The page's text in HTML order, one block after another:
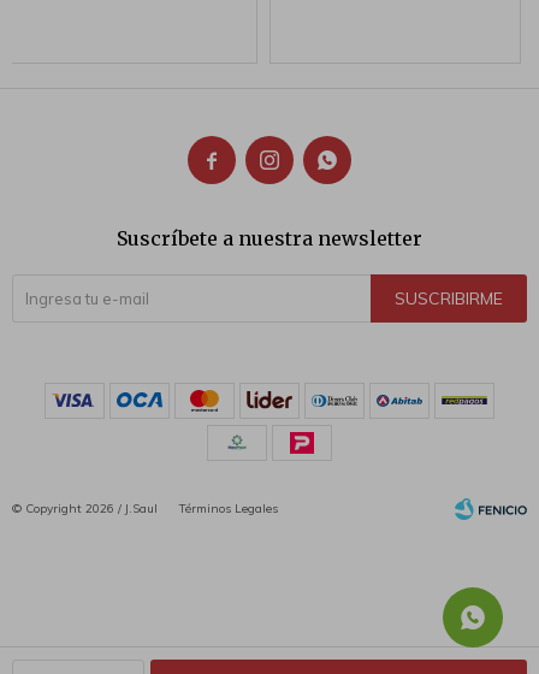
  
Suscríbete a nuestra newsletter
SUSCRIBIRME
© Copyright 2026 / J.Saul Términos Legales